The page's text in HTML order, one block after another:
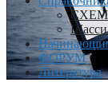
ФОРУМ
Литература